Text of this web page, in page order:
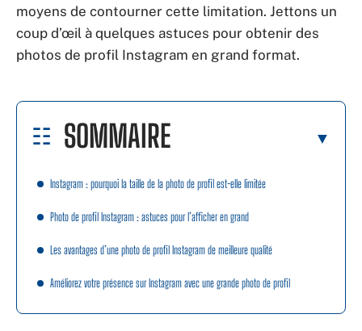
moyens de contourner cette limitation. Jettons un
coup d’œil à quelques astuces pour obtenir des
photos de profil Instagram en grand format.
SOMMAIRE
Instagram : pourquoi la taille de la photo de profil est-elle limitée
Photo de profil Instagram : astuces pour l’afficher en grand
Les avantages d’une photo de profil Instagram de meilleure qualité
Améliorez votre présence sur Instagram avec une grande photo de profil